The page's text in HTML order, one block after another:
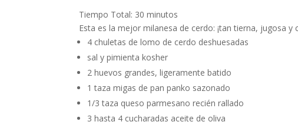
Tiempo Total: 30 minutos
Esta es la mejor milanesa de cerdo: ¡tan tierna, jugosa
4 chuletas de lomo de cerdo deshuesadas
sal y pimienta kosher
2 huevos grandes, ligeramente batido
1 taza migas de pan panko sazonado
1/3 taza queso parmesano recién rallado
3 hasta 4 cucharadas aceite de oliva